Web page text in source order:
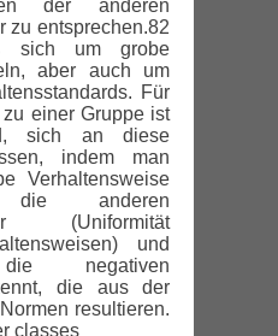
der anderen
zu entsprechen.82
sich um grobe
aber auch um
Für
einer Gruppe ist
sich an diese
indem man
Verhaltensweise
anderen
(Uniformität
und
negativen
die aus der
resultieren.
classes